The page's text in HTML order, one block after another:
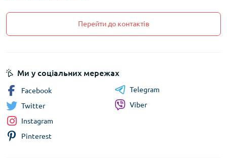
Перейти до контактів
Ми у соціальних мережах
Facebook
Twitter
Instagram
Pinterest
Telegram
Viber